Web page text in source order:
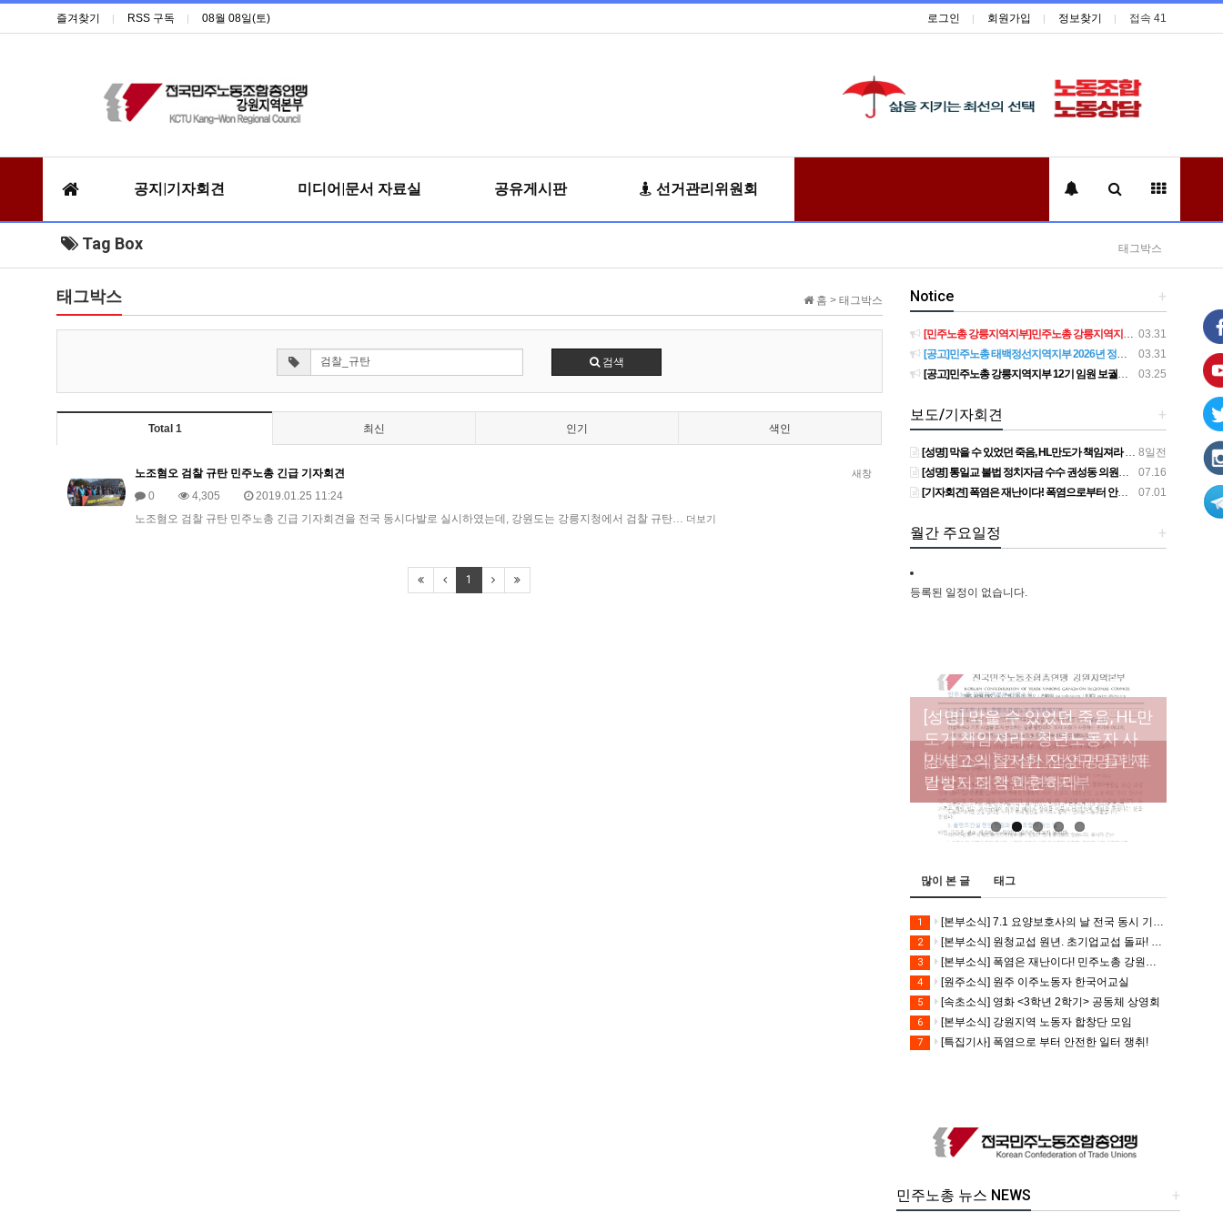
즐겨찾기 RSS 구독 08월 08일(토) 로그인 회원가입 정보찾기 접속 41
공지|기자회견 미디어|문서 자료실 공유게시판 선거관리위원회
Tag Box 태그박스
홈 > 태그박스
태그박스
검색
Total 1 최신 인기 색인
새창
노조혐오 검찰 규탄 민주노총 긴급 기자회견
0
4,305
2019.01.25 11:24
​노조혐오 검찰 규탄 민주노총 긴급 기자회견을 전국 동시다발로 실시하였는데, 강원도는 강릉지청에서 검찰 규탄… 더보기
1
+
Notice
03.31
[민주노총 강릉지역지부]민주노총 강릉지역지부 제12기 임원 보궐선거결과 공고
03.31
[공고]민주노총 태백정선지역지부 2026년 정기 대의원대회 재소집 건
03.25
[공고]민주노총 강릉지역지부 12기 임원 보궐선거 후보자 확정 공고
+
보도/기자회견
8일전
[성명] 막을 수 있었던 죽음, HL만도가 책임져라 : 청년노동자 사망사고의 철저한 진상규명과 재발방지 대책 마련하라
07.16
[성명] 통일교 불법 정치자금 수수 권성동 의원직 상실, 사필귀정이다
07.01
[기자회견] 폭염은 재난이다! 폭염으로부터 안전한 일터를 위한 민주노총 강원지역본부 폭염감시단 선포 기자회견
+
월간 주요일정
등록된 일정이 없습니다.
[성명] 막을 수 있었던 죽음, HL만
도가 책임져라 : 청년노동자 사
망사고의 철저한 진상규명과 재
발방지 대책 마련하라
[산별소식] 건설산업연맹 플랜트
건설노조 강원충북지부
[강릉,속초,원주,춘천] 폭염감시
단 사업 이모저모
[조합원☆인터뷰] 서비스연맹 전
국학교비정규직노동조합 강원
지부 김유미 춘천지회장
[본부소식] 강원지역 노동자 합
창단 모임
많이 본 글 태그
1 [본부소식] 7.1 요양보호사의 날 전국 동시 기자회견
2 [본부소식] 원청교섭 원년. 초기업교섭 돌파! 모든 노동자의 노동기본권 쟁취! 민주노총 7.15 총파업대회
3 [본부소식] 폭염은 재난이다! 민주노총 강원지역본부 폭염감시단 선포 기자회견
4 [원주소식] 원주 이주노동자 한국어교실
5 [속초소식] 영화 <3학년 2학기> 공동체 상영회
6 [본부소식] 강원지역 노동자 합창단 모임
7 [특집기사] 폭염으로 부터 안전한 일터 쟁취!
+
민주노총 뉴스 NEWS